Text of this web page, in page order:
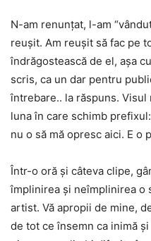
N-am renunțat, l-am
reușit. Am reușit să fac pe
îndrăgostească de el, așa
scris, ca un dar pentru
întrebare.. la răspuns. Visul
luna în care schimb
nu o să mă opresc aici. E o
Într-o oră și câteva clipe,
împlinirea și neîmplinirea o
artist. Vă apropii de mine,
de tot ce însemn ca inimă